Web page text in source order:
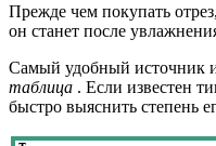
Прежде чем покупать
он станет после
Самый удобный источник
таблица . Если известен
быстро выяснить степень